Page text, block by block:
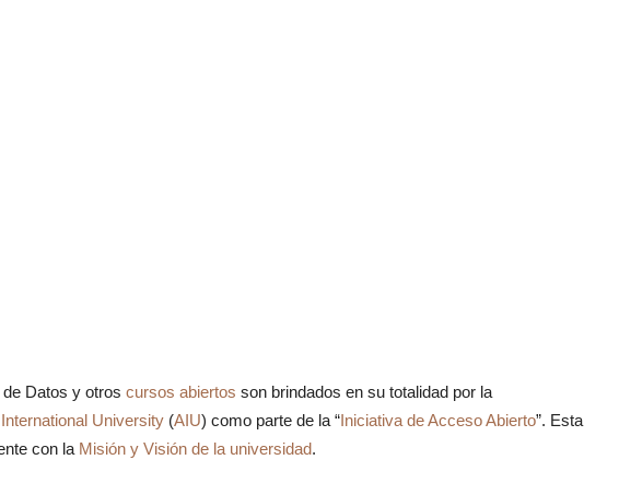
Datos y otros cursos abiertos son brindados en su totalidad por la
University (AIU) como parte de la “Iniciativa de Acceso Abierto”. Esta
con la Misión y Visión de la universidad.